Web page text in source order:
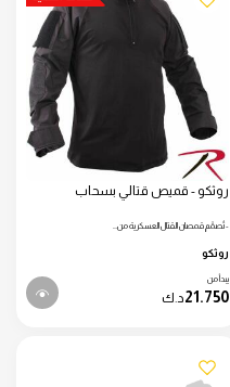
روثكو - قميص قتالي بسحاب
-تُصمَّم قمصان القتال العسكرية من…
روثكو
يبدأ من
21.750د.ك